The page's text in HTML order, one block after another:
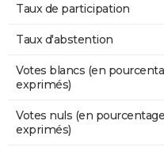
Taux de participation
Taux d'abstention
Votes blancs (en
exprimés)
Votes nuls (en
exprimés)